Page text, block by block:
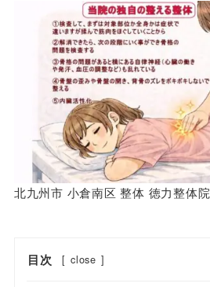
北九州市 小倉南区 整体 徳力整体院
目次 [ close ]